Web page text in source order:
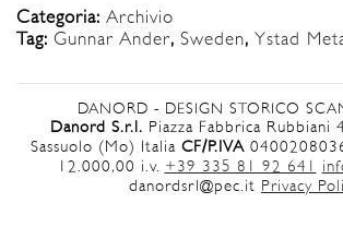
Categoria: Archivio
Tag: Gunnar Ander, Sweden, Ystad
DANORD - DESIGN STORICO
Danord S.r.l. Piazza Fabbrica Rubbiani
Sassuolo (Mo) Italia CF/P.IVA
12.000,00 i.v. +39 335 81 92 641
danordsrl@pec.it Privacy